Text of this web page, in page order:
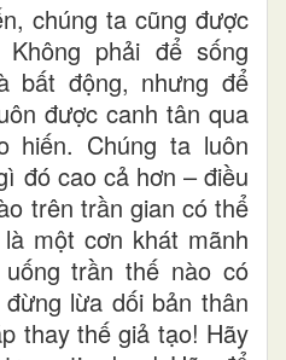
chúng ta cũng được
phải để sống
bất động, nhưng để
được canh tân qua
hiến. Chúng ta luôn
đó cao cả hơn – điều
trên trần gian có thể
một cơn khát mãnh
trần thế nào có
lừa dối bản thân
thay thế giả tạo! Hãy